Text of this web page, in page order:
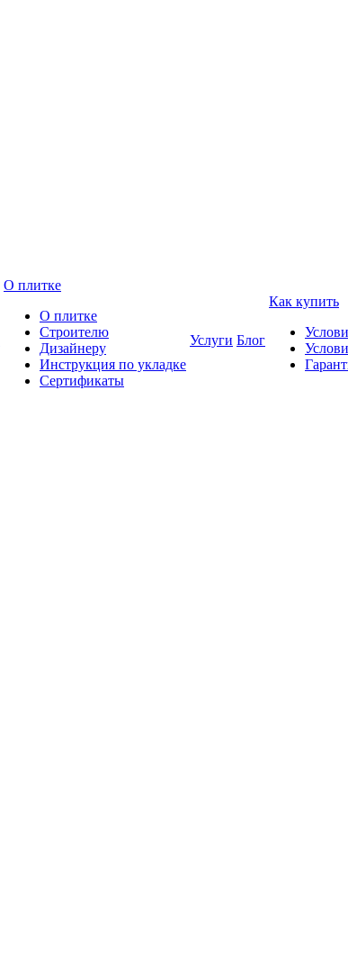
О плитке
О плитке
Строителю
Дизайнеру
Инструкция по укладке
Сертификаты
Услуги Блог
Как купить